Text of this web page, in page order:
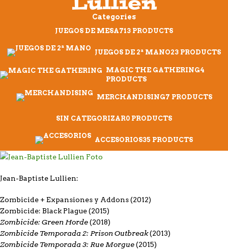
Categories
JUEGOS DE MESA713 PRODUCTS
JUEGOS DE 2ª MANO23 PRODUCTS
MAGIC THE GATHERING4
PRODUCTS
MERCHANDISING7 PRODUCTS
SIN CATEGORIZAR0 PRODUCTS
ACCESORIOS35 PRODUCTS
Jean-Baptiste Lullien:
Zombicide + Expansiones y Addons (2012)
Zombicide: Black Plague(2015)
Zombicide: Green Horde(2018)
Zombicide Temporada 2: Prison Outbreak(2013)
Zombicide Temporada 3: Rue Morgue(2015)